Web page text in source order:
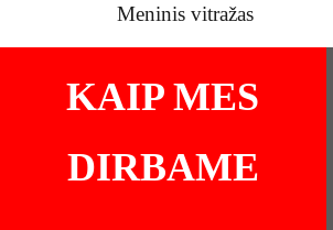
Meninis vitražas
KAIP MES
DIRBAME